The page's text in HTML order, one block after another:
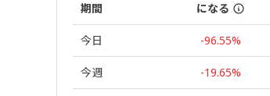
期間 になる
今日 -96.55%
今週 -19.65%